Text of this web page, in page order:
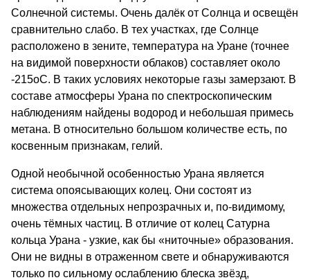
Солнечной системы. Очень далёк от Солнца и освещён
сравнительно слабо. В тех участках, где Солнце
расположено в зените, температура на Уране (точнее
на видимой поверхности облаков) составляет около
-215оС. В таких условиях некоторые газы замерзают. В
составе атмосферы Урана по спектроскопическим
наблюдениям найдены водород и небольшая примесь
метана. В относительно большом количестве есть, по
косвенным признакам, гелий.
Одной необычной особенностью Урана является
система опоясывающих колец. Они состоят из
множества отдельных непрозрачных и, по-видимому,
очень тёмных частиц. В отличие от колец Сатурна
кольца Урана - узкие, как бы «ниточные» образования.
Они не видны в отраженном свете и обнаруживаются
только по сильному ослаблению блеска звёзд,